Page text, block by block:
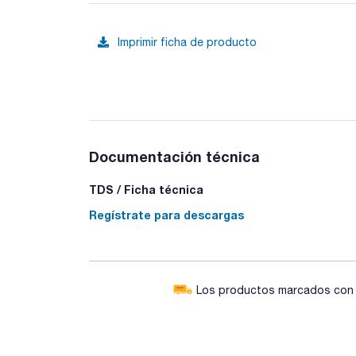
Imprimir ficha de producto
Documentación técnica
TDS / Ficha técnica
Regístrate para descargas
Los productos marcados con